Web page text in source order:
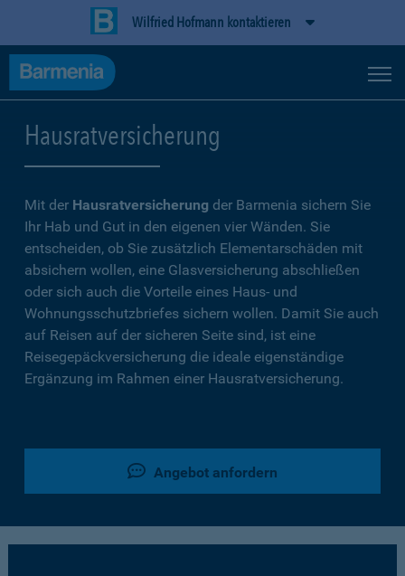
Wilfried Hofmann kontaktieren
Hausratversicherung
Mit der Hausratversicherung der Barmenia sichern Sie
Ihr Hab und Gut in den eigenen vier Wänden. Sie
entscheiden, ob Sie zusätzlich Elementarschäden mit
absichern wollen, eine Glasversicherung abschließen
oder sich auch die Vorteile eines Haus- und
Wohnungsschutzbriefes sichern wollen. Damit Sie auch
auf Reisen auf der sicheren Seite sind, ist eine
Reisegepäckversicherung die ideale eigenständige
Ergänzung im Rahmen einer Hausratversicherung.
Angebot anfordern